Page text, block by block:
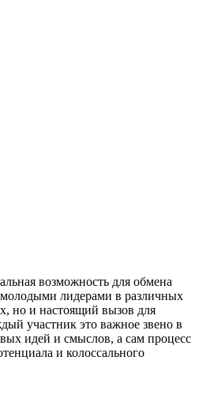
возможность для обмена
лидерами в различных
но и настоящий вызов для
участник это важное звено в
идей и смыслов, а сам процесс
и колоссального